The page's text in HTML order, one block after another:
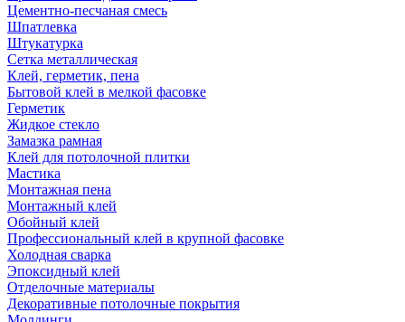
Цементно-песчаная смесь
Шпатлевка
Штукатурка
Сетка металлическая
Клей, герметик, пена
Бытовой клей в мелкой фасовке
Герметик
Жидкое стекло
Замазка рамная
Клей для потолочной плитки
Мастика
Монтажная пена
Монтажный клей
Обойный клей
Профессиональный клей в крупной фасовке
Холодная сварка
Эпоксидный клей
Отделочные материалы
Декоративные потолочные покрытия